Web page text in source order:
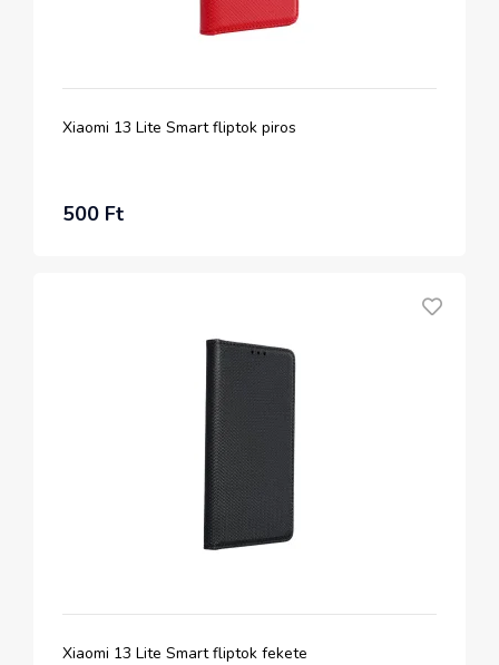
Xiaomi 13 Lite Smart fliptok piros
500 Ft
Xiaomi 13 Lite Smart fliptok fekete